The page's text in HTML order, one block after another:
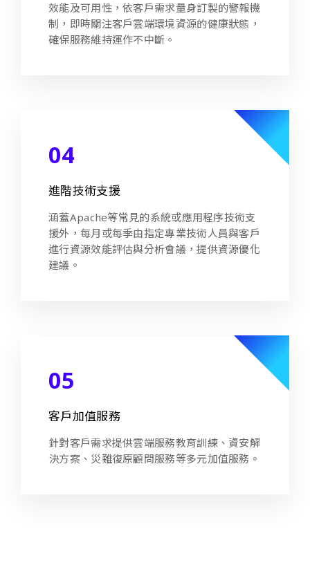
效能及可用性，依客戶需求量身訂製的警報機
制，即時關注客戶雲端環境資源的健康狀態，
確保服務維持運作不中斷。
04
進階技術支援
涵蓋Apache等常見的系統或應用程序技術支
援外，每月或每季由指定專業技術人員與客戶
進行資源效能評估與分析會議，提供資源優化
建議。
05
客戶加值服務
針對客戶需求提供雲端服務教育訓練、資安解
決方案、災難復原顧問服務等多元加值服務。